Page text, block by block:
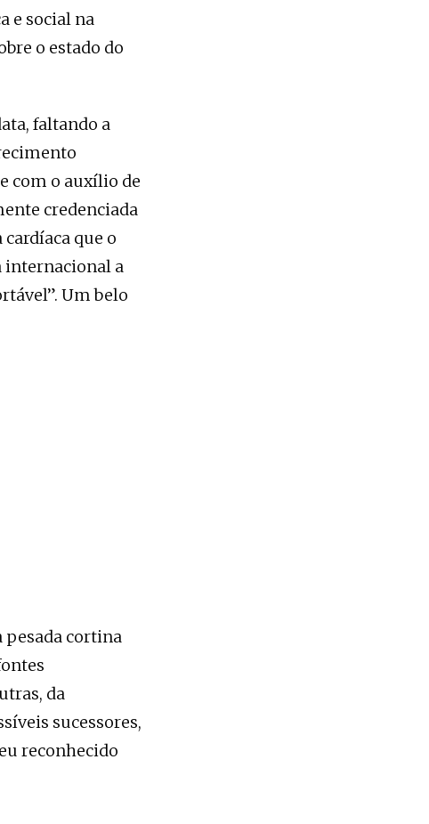
e social na
o estado do
faltando a
com o auxílio de
credenciada
que o
internacional a
Um belo
pesada cortina
da
sucessores,
reconhecido